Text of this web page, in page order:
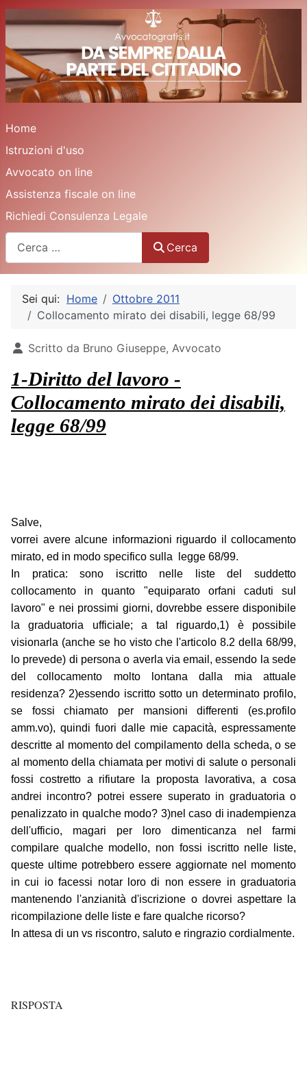
Home
Istruzioni d'uso
Avvocato on line
Assistenza fiscale on line
Richiedi Consulenza Legale
Cerca
Sei qui: Home
Ottobre 2011
Collocamento mirato dei disabili, legge 68/99
Dettagli
Scritto da Bruno Giuseppe, Avvocato
1-Diritto del lavoro -
Collocamento mirato dei disabili,
legge 68/99
Salve,
vorrei avere alcune informazioni riguardo il collocamento
mirato, ed in modo specifico sulla legge 68/99.
In pratica: sono iscritto nelle liste del suddetto
collocamento in quanto "equiparato orfani caduti sul
lavoro" e nei prossimi giorni, dovrebbe essere disponibile
la graduatoria ufficiale; a tal riguardo,1) è possibile
visionarla (anche se ho visto che l'articolo 8.2 della 68/99,
lo prevede) di persona o averla via email, essendo la sede
del collocamento molto lontana dalla mia attuale
residenza? 2)essendo iscritto sotto un determinato profilo,
se fossi chiamato per mansioni differenti (es.profilo
amm.vo), quindi fuori dalle mie capacità, espressamente
descritte al momento del compilamento della scheda, o se
al momento della chiamata per motivi di salute o personali
fossi costretto a rifiutare la proposta lavorativa, a cosa
andrei incontro? potrei essere superato in graduatoria o
penalizzato in qualche modo? 3)nel caso di inadempienza
dell'ufficio, magari per loro dimenticanza nel farmi
compilare qualche modello, non fossi iscritto nelle liste,
queste ultime potrebbero essere aggiornate nel momento
in cui io facessi notar loro di non essere in graduatoria
mantenendo l'anzianità d'iscrizione o dovrei aspettare la
ricompilazione delle liste e fare qualche ricorso?
In attesa di un vs riscontro, saluto e ringrazio cordialmente.
RISPOSTA